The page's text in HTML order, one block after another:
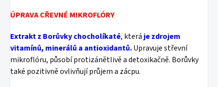
ÚPRAVA CŘEVNÉ MIKROFLÓRY
Extrakt z Borůvky chocholíkaté, kteráje zdrojem
vitamínů, minerálů a antioxidantů.Upravuje střevní
mikroflóru, působí protizánětlivě a detoxikačně. Borůvky
také pozitivně ovlivňují průjem a zácpu.